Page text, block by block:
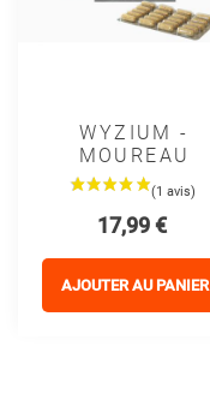
WYZIUM -
MOUREAU
Prix
17,99 €
AJOUTER AU PANIER